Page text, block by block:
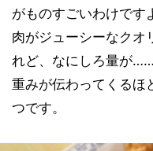
がものすごいわけです
肉がジューシーなクオ
れど、なにしろ量が
重みが伝わってくるほ
つです。